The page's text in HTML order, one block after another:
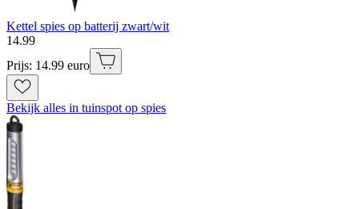
Kettel spies op batterij zwart/wit
14.99
Prijs: 14.99 euro
Bekijk alles in tuinspot op spies